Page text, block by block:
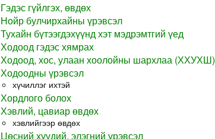
Гэдэс гүйлгэх, өвдөх
Нойр булчирхайны үрэвсэл
Тухайн бүтээгдэхүүнд хэт мэдрэмтгий үед
Ходоод гэдэс хямрах
Ходоод, хос, улаан хоолойны шархлаа (ХХУХШ)
Ходоодны үрэвсэл
хүчиллэг ихтэй
Хордлого болох
Хэвлий, цавиар өвдөх
хэвлийгээр өвдөх
Цөсний хүүдий, элэгний үрэвсэл